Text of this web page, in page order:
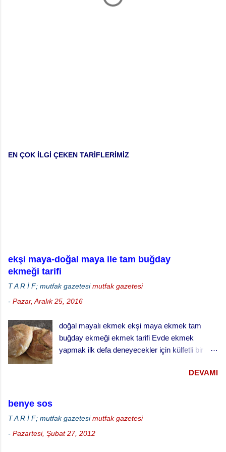
EN ÇOK İLGİ ÇEKEN TARİFLERİMİZ
ekşi maya-doğal maya ile tam buğday
ekmeği tarifi
T A R İ F; mutfak gazetesi mutfak gazetesi
- Pazar, Aralık 25, 2016
doğal mayalı ekmek ekşi maya ekmek tam
buğday ekmeği ekmek tarifi Evde ekmek
yapmak ilk defa deneyecekler için külfetli bir
ve aktif halde kalmasını sağlamak çok dikkat ve
çaba gerektiriyor. Hatta bizim evde ekşi maya
DEVAMI
benye sos
T A R İ F; mutfak gazetesi mutfak gazetesi
- Pazartesi, Şubat 27, 2012